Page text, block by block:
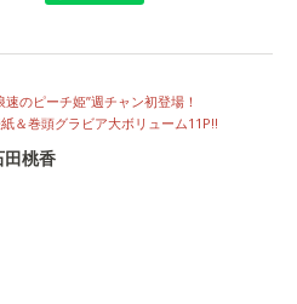
速のピーチ姫”週チャン初登場！
＆巻頭グラビア大ボリューム11P!!
田桃香